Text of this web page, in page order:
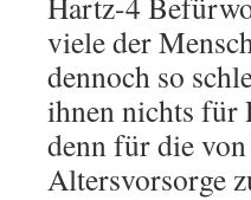
viele der
dennoch so
ihnen nichts für
denn für die
Altersvorsorge